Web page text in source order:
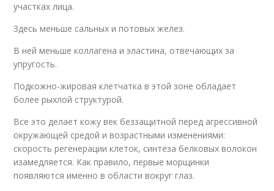
участках лица.
Здесь меньше сальных и потовых желез.
В ней меньше коллагена и эластина, отвечающих за
упругость.
Подкожно-жировая клетчатка в этой зоне обладает
более рыхлой структурой.
Все это делает кожу век беззащитной перед агрессивной
окружающей средой и возрастными изменениями:
скорость регенерации клеток, синтеза белковых волокон
изамедляется. Как правило, первые морщинки
появляются именно в области вокруг глаз.